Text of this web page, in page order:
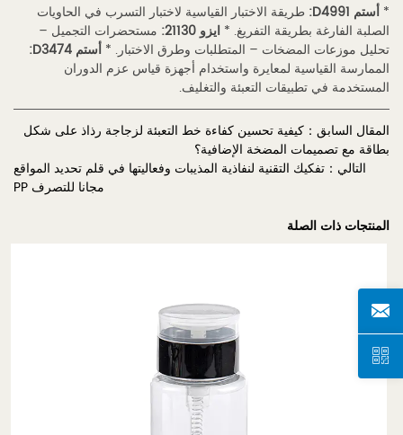
* أستم D4991:
طريقة الاختبار القياسية لاختبار التسرب في الحاويات
الصلبة الفارغة بطريقة التفريغ. * ايزو 21130:
مستحضرات التجميل –
تحليل موزعات المضخات – المتطلبات وطرق الاختبار. * أستم D3474:
الممارسة القياسية لمعايرة واستخدام أجهزة قياس عزم الدوران
المستخدمة في تطبيقات التعبئة والتغليف.
المقال السابق：كيفية تحسين كفاءة خط التعبئة لزجاجة رذاذ على شكل
بطاقة مع تصميمات المضخة الإضافية؟
التالي：تفكيك التقنية لنفاذية المذيبات وفعاليتها في قلم تحديد المواقع
مجانا للتصرف PP
المنتجات ذات الصلة